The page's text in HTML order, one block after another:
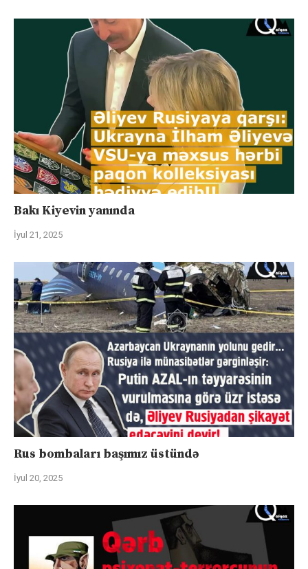
Bakı Kiyevin yanında
İyul 21, 2025
Rus bombaları başımız üstündə
İyul 20, 2025